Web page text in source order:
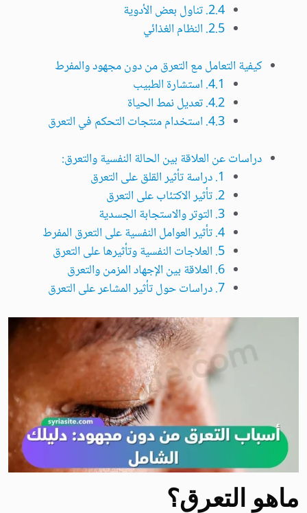
2.4. تناول بعض الأدوية
2.5. النظام الغذائي
كيفية التعامل مع التعرق من دون مجهود والمفرط
4.1. استشارة الطبيب
4.2. تعديل نمط الحياة
4.3. استخدام منتجات التحكم في التعرق
دراسات عن العلاقة بين الحالة النفسية والتعرق:
1. دراسة تأثير القلق على التعرق
2. تأثير الاكتئاب على التعرق
3. التوتر والاستجابة الجسدية
4. تأثير العوامل النفسية على التعرق المفرط
5. العلاجات النفسية وتأثيرها على التعرق
6. العلاقة بين الإجهاد المزمن والتعرق
7. دراسات حول تأثير المشاعر على التعرق
ماهو التعرق؟